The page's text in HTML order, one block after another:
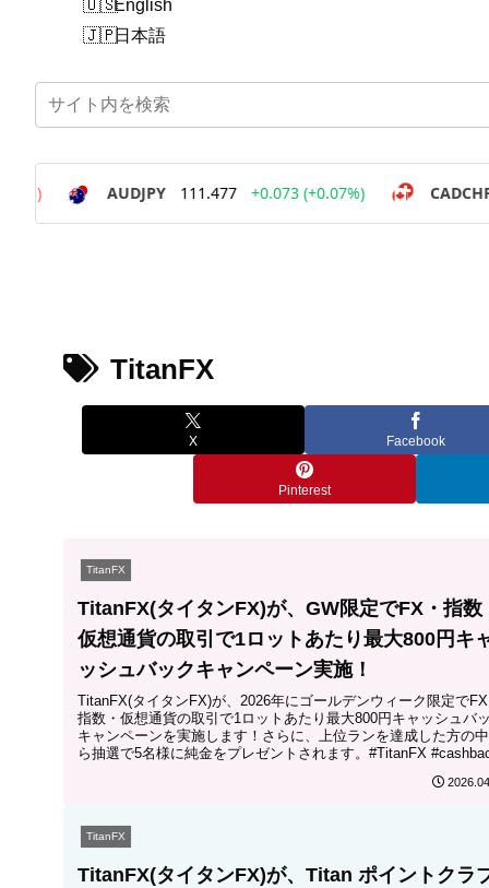
English
日本語
TitanFX
X Facebook
Pinterest
TitanFX
TitanFX(タイタンFX)が、GW限定でFX・指数
仮想通貨の取引で1ロットあたり最大800円キ
ッシュバックキャンペーン実施！
TitanFX(タイタンFX)が、2026年にゴールデンウィーク限定でFX
指数・仮想通貨の取引で1ロットあたり最大800円キャッシュバ
キャンペーンを実施します！さらに、上位ランを達成した方の
ら抽選で5名様に純金をプレゼントされます。#TitanFX
TitanFX
TitanFX(タイタンFX)が、Titan ポイントクラ